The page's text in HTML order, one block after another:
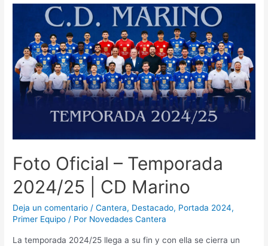
Foto Oficial – Temporada
2024/25 | CD Marino
Deja un comentario /Cantera, Destacado, Portada 2024,
Primer Equipo / Por Novedades Cantera
La temporada 2024/25 llega a su fin y con ella se cierra un